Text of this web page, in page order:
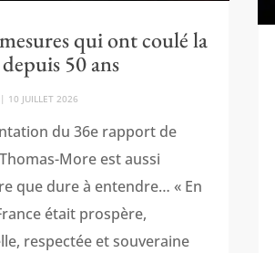
qui ont coulé la
50 ans
| 10 JUILLET 2026
du 36e rapport de
More est aussi
que dure à entendre… « En
était prospère,
respectée et souveraine